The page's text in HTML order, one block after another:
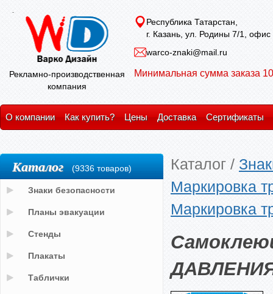
Рекламно-производственная
компания
Республика Татарстан,
г. Казань, ул. Родины 7/1, офис
warco-znaki@mail.ru
Минимальная сумма заказа
О компании Как купить? Цены Доставка Сертификаты
Каталог /
Маркировка
Маркировка
Каталог (9336 товаров)
Знаки безопасности
Планы эвакуации
Стенды
Плакаты
Таблички